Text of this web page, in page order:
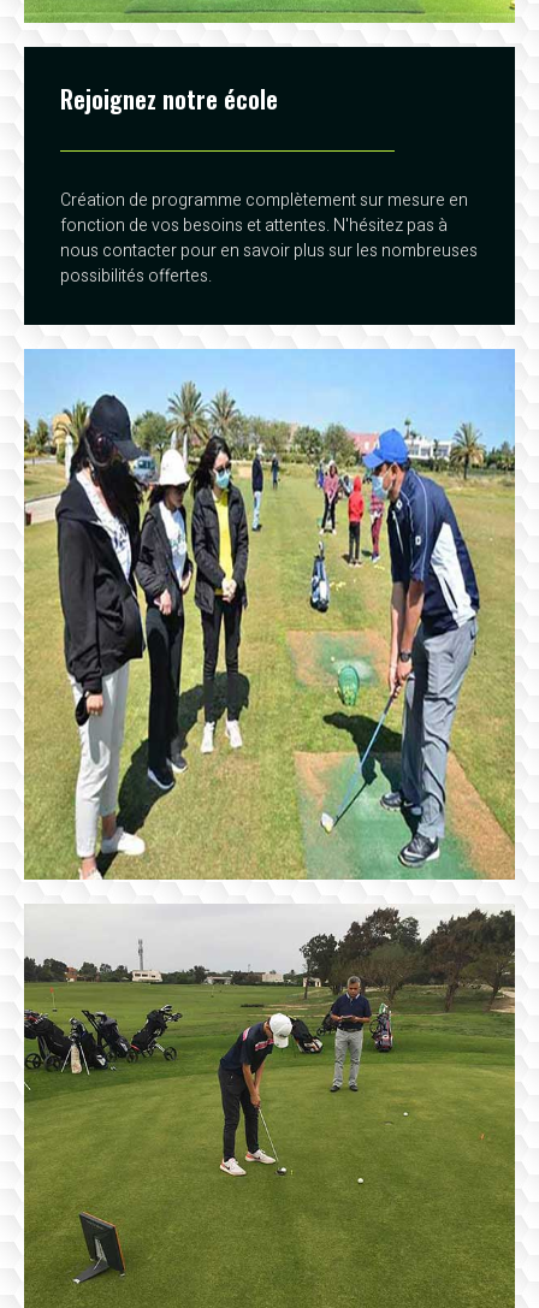
Rejoignez notre école
Création de programme complètement sur mesure en
fonction de vos besoins et attentes. N'hésitez pas à
nous contacter pour en savoir plus sur les nombreuses
possibilités offertes.